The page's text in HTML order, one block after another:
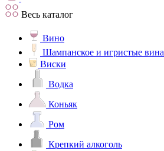
Весь каталог
Вино
Шампанское и игристые вина
Виски
Водка
Коньяк
Ром
Крепкий алкоголь